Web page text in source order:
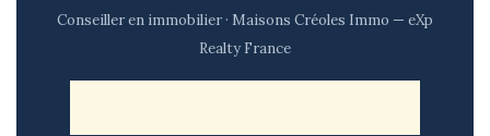
Conseiller en immobilier · Maisons Créoles Immo — eXp
Realty France